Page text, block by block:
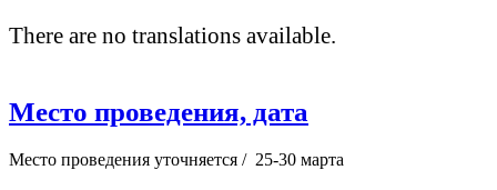
There are no translations available.
Место проведения, дата
Место проведения уточняется / 25-30 марта